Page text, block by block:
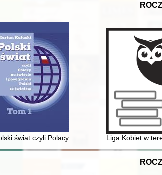
w architekturze przemysłowej Górnego
świat czyli Polacy na świecie i powiązania
Liga Kobiet w